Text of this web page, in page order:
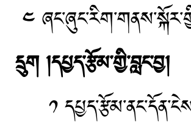
༤
དྲུག །དཔྱད་རྩོམ་གྱི་བླང་བྱ།
༡